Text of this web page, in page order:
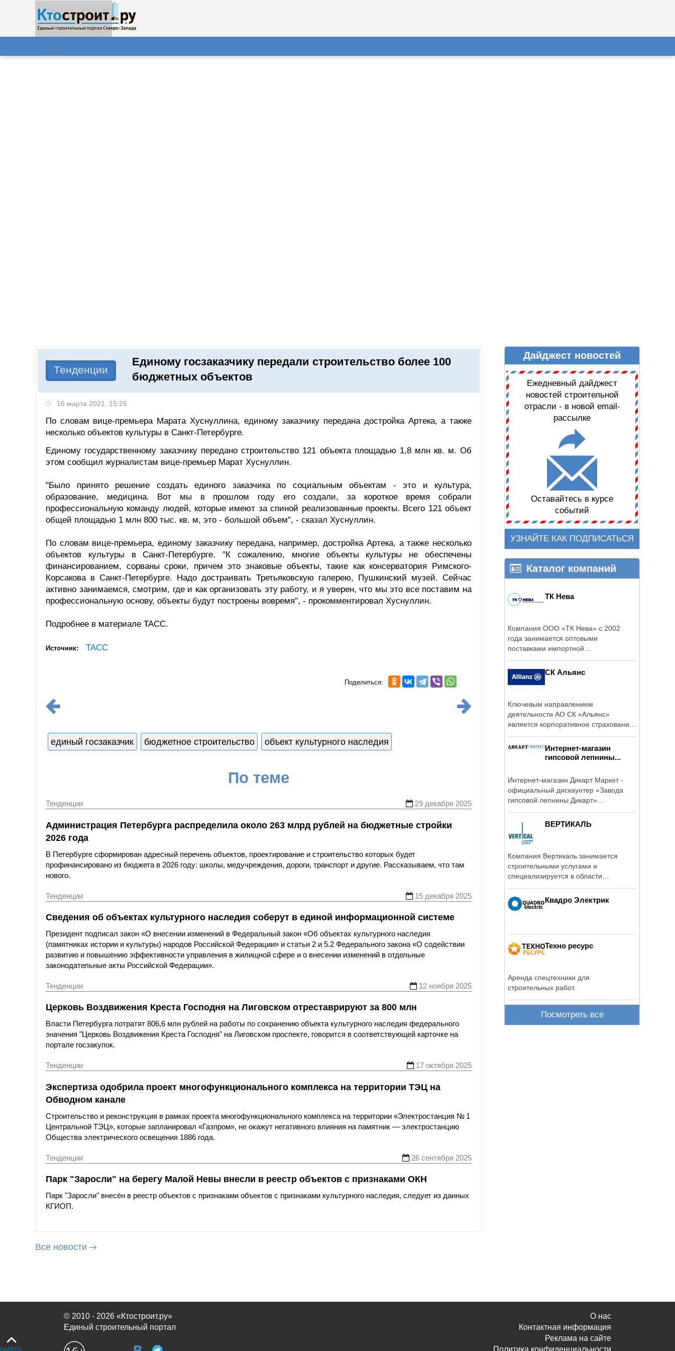
ДАЙДЖЕСТ НОВОСТЕЙ
Тенденции
Единому госзаказчику передали строительство более 100
бюджетных объектов
16 марта 2021, 15:25
По словам вице-премьера Марата Хуснуллина, единому заказчику передана достройка Артека, а также
несколько объектов культуры в Санкт-Петербурге.
Единому государственному заказчику передано строительство 121 объекта площадью 1,8 млн кв. м. Об
этом сообщил журналистам вице-премьер Марат Хуснуллин.
"Было принято решение создать единого заказчика по социальным объектам - это и культура,
образование, медицина. Вот мы в прошлом году его создали, за короткое время собрали
профессиональную команду людей, которые имеют за спиной реализованные проекты. Всего 121 объект
общей площадью 1 млн 800 тыс. кв. м, это - большой объем", - сказал Хуснуллин.
По словам вице-премьера, единому заказчику передана, например, достройка Артека, а также несколько
объектов культуры в Санкт-Петербурге. "К сожалению, многие объекты культуры не обеспечены
финансированием, сорваны сроки, причем это знаковые объекты, такие как консерватория Римского-
Корсакова в Санкт-Петербурге. Надо достраивать Третьяковскую галерею, Пушкинский музей. Сейчас
активно занимаемся, смотрим, где и как организовать эту работу, и я уверен, что мы это все поставим на
профессиональную основу, объекты будут построены вовремя", - прокомментировал Хуснуллин.
Подробнее в материале ТАСС.
Источник: ТАСС
Поделиться:
единый госзаказчик бюджетное строительство объект культурного наследия
По теме
Тенденции 29 декабря 2025
Администрация Петербурга распределила около 263 млрд рублей на бюджетные стройки
2026 года
В Петербурге сформирован адресный перечень объектов, проектирование и строительство которых будет
профинансировано из бюджета в 2026 году: школы, медучреждения, дороги, транспорт и другие. Рассказываем, что там
нового.
Тенденции 15 декабря 2025
Сведения об объектах культурного наследия соберут в единой информационной системе
Президент подписал закон «О внесении изменений в Федеральный закон «Об объектах культурного наследия
(памятниках истории и культуры) народов Российской Федерации» и статьи 2 и 5.2 Федерального закона «О содействии
развитию и повышению эффективности управления в жилищной сфере и о внесении изменений в отдельные
законодательные акты Российской Федерации».
Тенденции 12 ноября 2025
Церковь Воздвижения Креста Господня на Лиговском отреставрируют за 800 млн
Власти Петербурга потратят 806,6 млн рублей на работы по сохранению объекта культурного наследия федерального
значения "Церковь Воздвижения Креста Господня" на Лиговском проспекте, говорится в соответствующей карточке на
портале госзакупок.
Тенденции 17 октября 2025
Экспертиза одобрила проект многофункционального комплекса на территории ТЭЦ на
Обводном канале
Строительство и реконструкция в рамках проекта многофункционального комплекса на территории «Электростанция № 1
Центральной ТЭЦ», которые запланировал «Газпром», не окажут негативного влияния на памятник — электростанцию
Общества электрического освещения 1886 года.
Тенденции 26 сентября 2025
Парк "Заросли" на берегу Малой Невы внесли в реестр объектов с признаками ОКН
Парк "Заросли" внесён в реестр объектов с признаками объектов с признаками культурного наследия, следует из данных
КГИОП.
Все новости
Дайджест новостей
Ежедневный дайджест
новостей строительной
отрасли - в новой email-
рассылке
Оставайтесь в курсе
событий
УЗНАЙТЕ КАК ПОДПИСАТЬСЯ
Каталог компаний
ТК Нева
Компания ООО «ТК Нева» с 2002
года занимается оптовыми
поставками импортной
СК Альянс
Ключевым направлением
деятельности АО СК «Альянс»
является корпоративное страхование
Интернет-магазин
гипсовой лепнины...
Интернет-магазин Дикарт Маркет -
официальный дискаунтер «Завода
гипсовой лепнины Дикарт»
ВЕРТИКАЛЬ
Компания Вертикаль занимается
строительными услугами и
специализируется в области
Квадро Электрик
Техно ресурс
Аренда спецтехники для
строительных работ.
Посмотреть все
© 2010 - 2026 «Ктостроит.ру»
Единый строительный портал
О нас
Контактная информация
Реклама на сайте
Политика конфиденциальности
НАВЕРХ